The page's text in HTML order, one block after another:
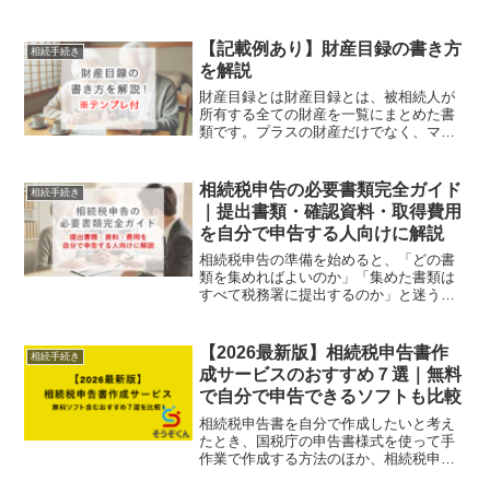
いきます。相続前から注意しておくこと
もあるので、記事を確認し...
相続手続き
【記載例あり】財産目録の書き方
を解説
財産目録とは財産目録とは、被相続人が
所有する全ての財産を一覧にまとめた書
類です。プラスの財産だけでなく、マイ
割協議に活用することが可能です。１. 被
相続人が生前に作成す...
相続手続き
相続税申告の必要書類完全ガイド
｜提出書類・確認資料・取得費用
を自分で申告する人向けに解説
相続税申告の準備を始めると、「どの書
類を集めればよいのか」「集めた書類は
すべて税務署に提出するのか」と迷う方
や債務の金額を確認するために手元で使
う資料も必要です。また、...
相続手続き
【2026最新版】相続税申告書作
成サービスのおすすめ７選｜無料
で自分で申告できるソフトも比較
相続税申告書を自分で作成したいと考え
たとき、国税庁の申告書様式を使って手
作業で作成する方法のほか、相続税申告